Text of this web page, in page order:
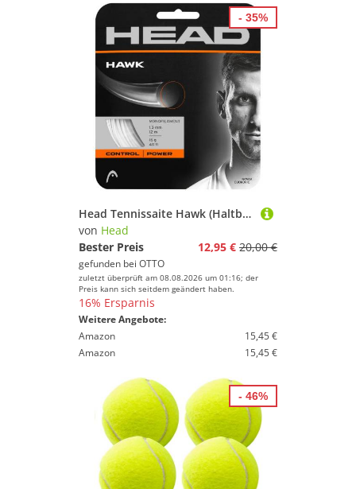
Head Tennissaite Hawk (Haltbarkeit+Power) weiss 12m Set, Saitendicke: 1.25
von Head
Bester Preis
12,95 € 20,00 €
gefunden bei OTTO
zuletzt überprüft am 08.08.2026 um 01:16; der
Preis kann sich seitdem geändert haben.
16% Ersparnis
Weitere Angebote:
Amazon
15,45 €
Amazon
15,45 €
- 35%
- 46%